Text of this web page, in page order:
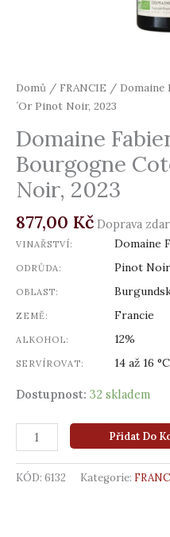
Domů / FRANCIE / Domaine
´Or Pinot Noir, 2023
Domaine
Bourgogne
Noir, 2023
877,00 Kč Doprava
VINAŘSTVÍ: Domaine
ODRŮDA: Pinot Noir
OBLAST:
ZEMĚ: Francie
ALKOHOL: 12%
SERVÍROVAT: 14 až 16 °C
Dostupnost: 32 skladem
Přidat Do
KÓD: 6132 Kategorie: